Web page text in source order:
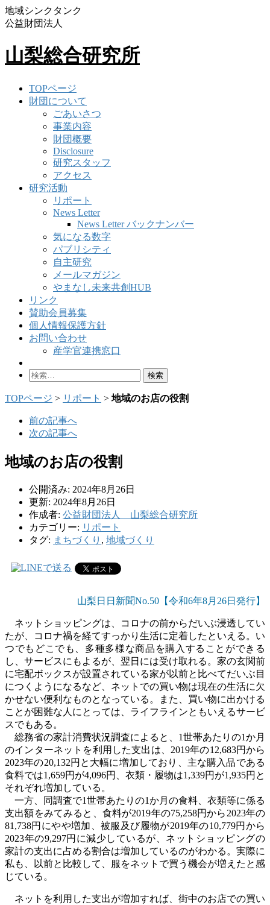
地域シンクタンク
公益財団法人
山梨総合研究所
TOPページ
財団について
ごあいさつ
事業内容
財団概要
Disclosure
研究スタッフ
アクセス
研究活動
リポート
News Letter
News Letter バックナンバー
気になる数字
パブリシティ
自主研究
メールマガジン
やまなし未来共創HUB
リンク
賛助会員募集
個人情報保護方針
お問い合わせ
産学官連携窓口
検
TOPページ > リポート > 地域のお店の役割
前の記事へ
次の記事へ
地域のお店の役割
公開済み: 2024年8月26日
更新: 2024年8月26日
作成者: 公益財団法人 山梨総合研究所
カテゴリー: リポート
タグ: まちづくり , 地域づくり
山梨日日新聞No.50 【令和6年8月26日発行】
ネットショッピングは、コロナの前からだいぶ浸透してい
たが、コロナ禍を経てすっかり生活に定着したといえる。い
つでもどこでも、多種多様な商品を購入することができる
し、サービスにもよるが、翌日には受け取れる。家の玄関前
に宅配ボックスが設置されている家が以前と比べてだいぶ目
につくようになるなど、ネットでの買い物は現在の生活に欠
かせない便利なものとなっている。また、買い物に出かける
ことが困難な人にとっては、ライフラインともいえるサービ
スでもある。
総務省の家計消費状況調査によると、 1世帯あたりの1か月
のインターネットを利用した支出は、 2019年の12,683円から
2023年の20,132円と大幅に増加しており、主な購入品である
食料では1,659円が4,096円、衣類・履物は1,339円が1,935円と
それぞれ増加している。
一方、同調査で1世帯あたりの1か月の食料、衣類等に係る
支出額をみてみると、食料が2019年の75,258円から 2023年の
81,738円にやや増加、被服及び履物が2019年の10,779円から
2023年の9,297円に減少しているが、ネットショッピングの
家計の支出に占める割合は増加しているのがわかる。実際に
私も、以前と比較して、服をネットで買う機会が増えたと感
じている。
ネットを利用した支出が増加すれば、街中のお店での買い